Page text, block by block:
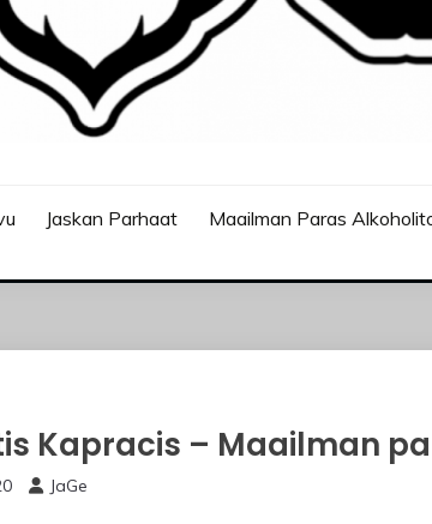
Jaskan Parhaat Maailman Paras
Kapracis – Maailman
JaGe